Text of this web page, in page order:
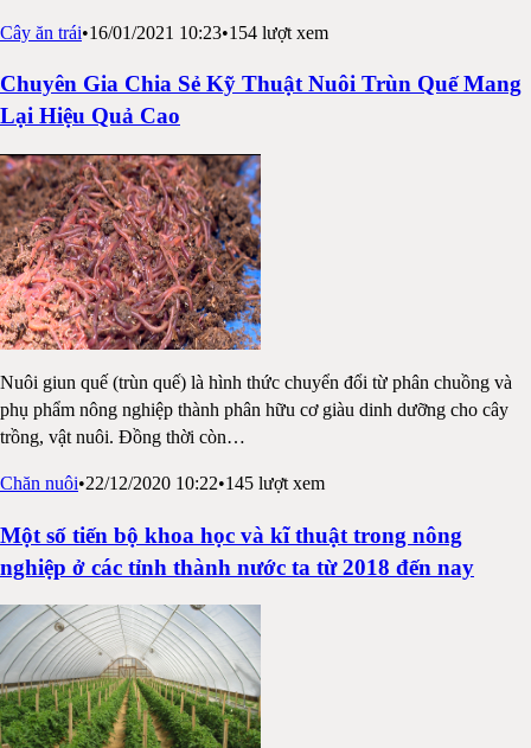
Cây ăn trái•16/01/2021 10:23•154 lượt xem
Chuyên Gia Chia Sẻ Kỹ Thuật Nuôi Trùn Quế Mang
Lại Hiệu Quả Cao
Nuôi giun quế (trùn quế) là hình thức chuyển đổi từ phân chuồng và
phụ phẩm nông nghiệp thành phân hữu cơ giàu dinh dưỡng cho cây
trồng, vật nuôi. Đồng thời còn…
Chăn nuôi•22/12/2020 10:22•145 lượt xem
Một số tiến bộ khoa học và kĩ thuật trong nông
nghiệp ở các tỉnh thành nước ta từ 2018 đến nay